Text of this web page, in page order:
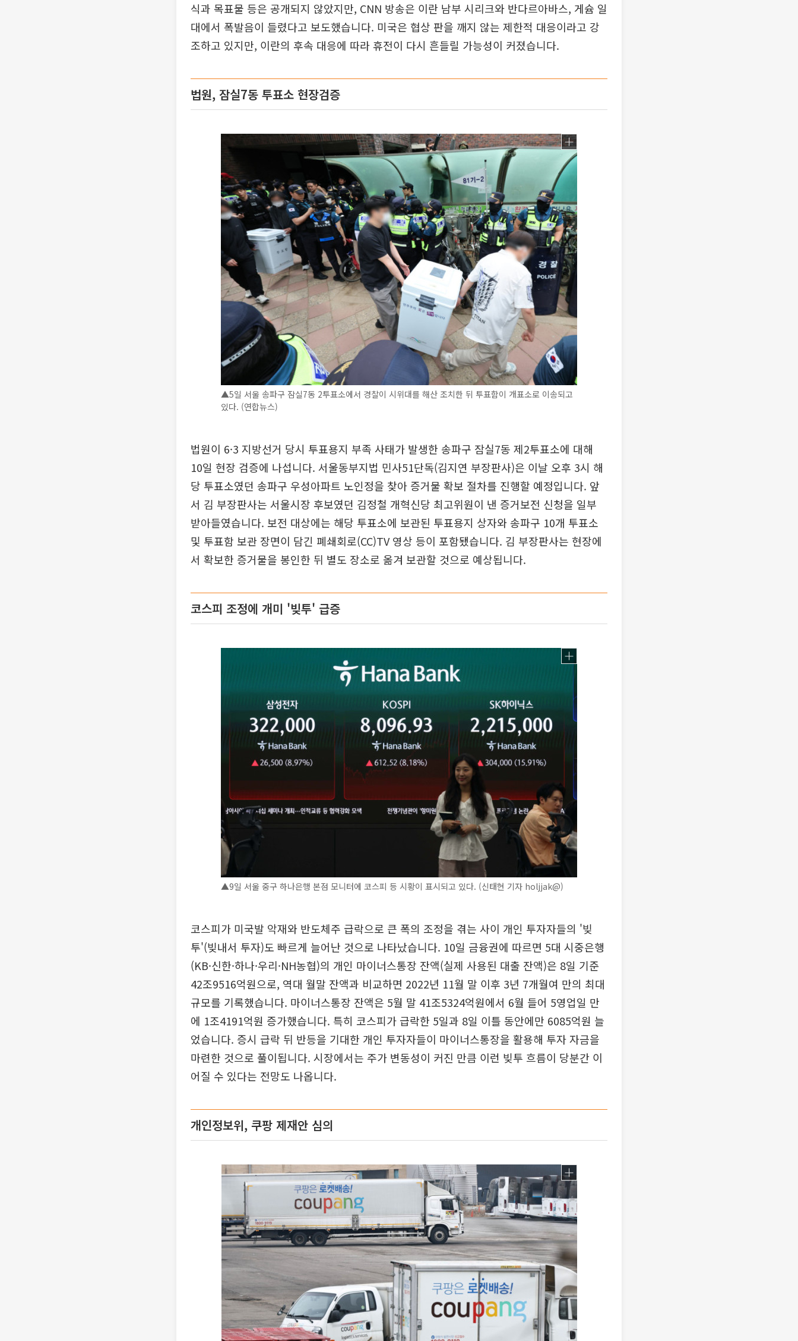
식과 목표물 등은 공개되지 않았지만, CNN 방송은 이란 남부 시리크와 반다르아바스, 게슘 일
대에서 폭발음이 들렸다고 보도했습니다. 미국은 협상 판을 깨지 않는 제한적 대응이라고 강
조하고 있지만, 이란의 후속 대응에 따라 휴전이 다시 흔들릴 가능성이 커졌습니다.
법원, 잠실7동 투표소 현장검증
▲5일 서울 송파구 잠실7동 2투표소에서 경찰이 시위대를 해산 조치한 뒤 투표함이 개표소로 이송되고
있다. (연합뉴스)
법원이 6·3 지방선거 당시 투표용지 부족 사태가 발생한 송파구 잠실7동 제2투표소에 대해
10일 현장 검증에 나섭니다. 서울동부지법 민사51단독(김지연 부장판사)은 이날 오후 3시 해
당 투표소였던 송파구 우성아파트 노인정을 찾아 증거물 확보 절차를 진행할 예정입니다. 앞
서 김 부장판사는 서울시장 후보였던 김정철 개혁신당 최고위원이 낸 증거보전 신청을 일부
받아들였습니다. 보전 대상에는 해당 투표소에 보관된 투표용지 상자와 송파구 10개 투표소
및 투표함 보관 장면이 담긴 폐쇄회로(CC)TV 영상 등이 포함됐습니다. 김 부장판사는 현장에
서 확보한 증거물을 봉인한 뒤 별도 장소로 옮겨 보관할 것으로 예상됩니다.
코스피 조정에 개미 '빚투' 급증
▲9일 서울 중구 하나은행 본점 모니터에 코스피 등 시황이 표시되고 있다. (신태현 기자 holjjak@)
코스피가 미국발 악재와 반도체주 급락으로 큰 폭의 조정을 겪는 사이 개인 투자자들의 '빚
투'(빚내서 투자)도 빠르게 늘어난 것으로 나타났습니다. 10일 금융권에 따르면 5대 시중은행
(KB·신한·하나·우리·NH농협)의 개인 마이너스통장 잔액(실제 사용된 대출 잔액)은 8일 기준
42조9516억원으로, 역대 월말 잔액과 비교하면 2022년 11월 말 이후 3년 7개월여 만의 최대
규모를 기록했습니다. 마이너스통장 잔액은 5월 말 41조5324억원에서 6월 들어 5영업일 만
에 1조4191억원 증가했습니다. 특히 코스피가 급락한 5일과 8일 이틀 동안에만 6085억원 늘
었습니다. 증시 급락 뒤 반등을 기대한 개인 투자자들이 마이너스통장을 활용해 투자 자금을
마련한 것으로 풀이됩니다. 시장에서는 주가 변동성이 커진 만큼 이런 빚투 흐름이 당분간 이
어질 수 있다는 전망도 나옵니다.
개인정보위, 쿠팡 제재안 심의